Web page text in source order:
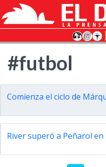
#futbol
Comienza el ciclo de
River superó a Peñarol en